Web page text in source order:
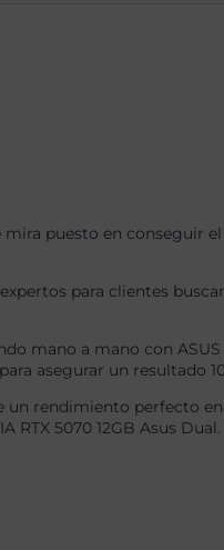
puesto en conseguir
para clientes
mano a mano con
asegurar un resultado
rendimiento perfecto
5070 12GB Asus Dual.